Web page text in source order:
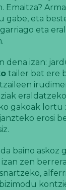
Emaitza?
gabe, eta
eta
dena izan:
tailer bat ere
gakoak lortu
erosi
baino askoz
zen